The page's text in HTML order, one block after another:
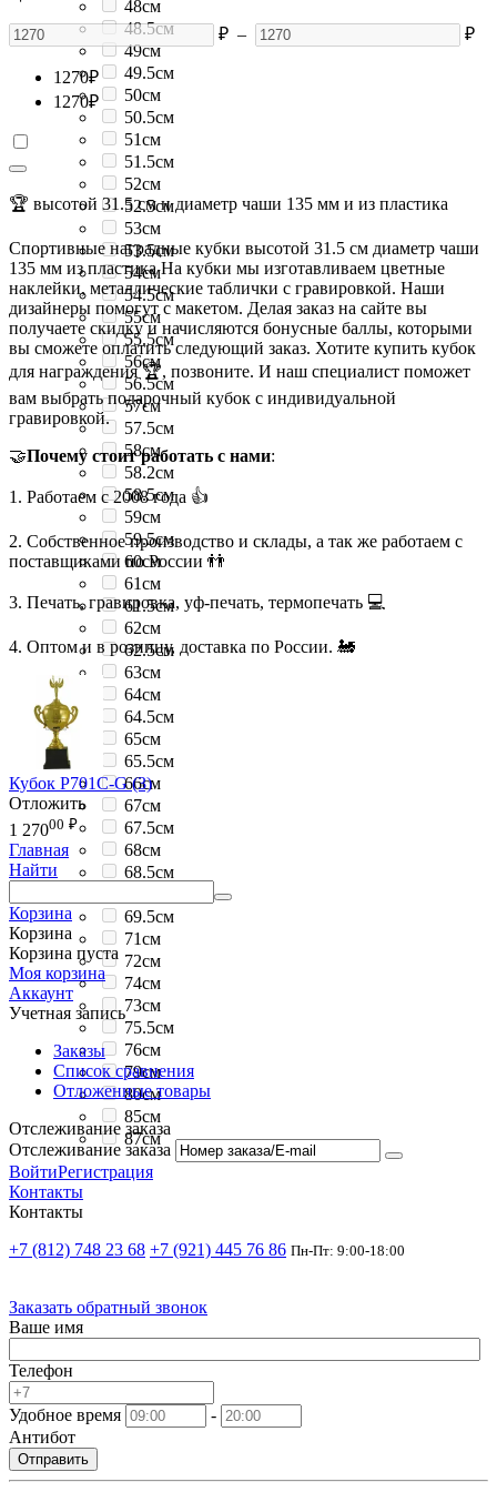
48см
48.5см
49см
49.5см
50см
50.5см
51см
51.5см
52см
52.5см
53см
53.5см
54см
54.5см
55см
55.5см
56см
56.5см
57см
57.5см
58см
58.2см
58.5см
59см
59.5см
60см
61см
61.5см
62см
62.5см
63см
64см
64.5см
65см
65.5см
66см
67см
67.5см
68см
68.5см
69.5см
71см
72см
74см
73см
75.5см
76см
79см
80см
85см
87см
₽ – ₽
1270₽
1270₽
🏆 высотой 31.5 см и диаметр чаши 135 мм и из пластика
Спортивные наградные кубки высотой 31.5 см диаметр чаши
135 мм из пластика На кубки мы изготавливаем цветные
наклейки, металлические таблички с гравировкой. Наши
дизайнеры помогут с макетом. Делая заказ на сайте вы
получаете скидку и начисляются бонусные баллы, которыми
вы сможете оплатить следующий заказ. Хотите купить кубок
для награждения 🏆, позвоните. И наш специалист поможет
вам выбрать подарочный кубок с индивидуальной
гравировкой.
🤝Почему стоит работать с нами:
1. Работаем с 2008 года 👍
2. Собственное производство и склады, а так же работаем с
поставщиками по России 👬
3. Печать, гравировка, уф-печать, термопечать 💻
4. Оптом и в розницу, доставка по России. 🚂
Кубок P701C-G (3)
Отложить
1 27000 ₽
Главная
Найти
Корзина
Корзина
Корзина пуста
Моя корзина
Аккаунт
Учетная запись
Заказы
Список сравнения
Отложенные товары
Отслеживание заказа
Отслеживание заказа
ВойтиРегистрация
Контакты
Контакты
+7 (812) 748 23 68 +7 (921) 445 76 86 Пн-Пт: 9:00-18:00
Заказать обратный звонок
Ваше имя
Телефон
Удобное время
-
Антибот
Отправить